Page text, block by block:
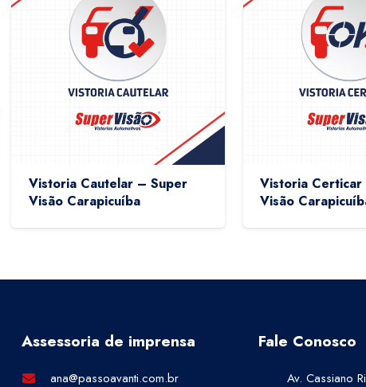
Vistoria Cautelar – Super
Visão Carapicuíba
Vistoria
Visão
Assessoria de imprensa
ana@passoavanti.com.br
Fale Conosco
Av. Cassiano